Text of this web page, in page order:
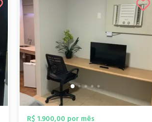
R$ 1.900,00 por mês